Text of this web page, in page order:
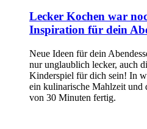
Lecker Kochen war
Inspiration für dein
Neue Ideen für dein
nur unglaublich lecker, auch
Kinderspiel für dich sein! In
ein kulinarische Mahlzeit und
von 30 Minuten fertig.